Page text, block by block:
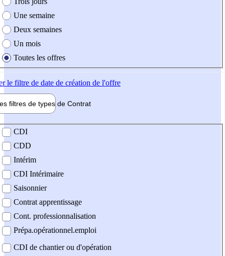
Une semaine
Deux semaines
Un mois
Toutes les offres
le filtre de date de création de l'offre
filtres de types de Contrat
contrat
CDI
CDD
Intérim
CDI Intérimaire
Saisonnier
Contrat apprentissage
Cont. professionnalisation
Prépa.opérationnel.emploi
CDI de chantier ou d'opération